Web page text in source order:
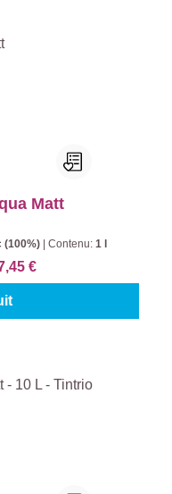
Matt
(100%) Contenu: 1 l
€